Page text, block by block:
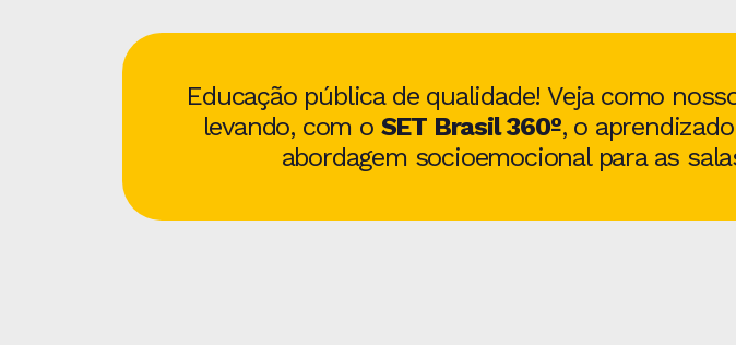
Educação pública de qualidade! Veja como
levando, com o SET Brasil 360º, o
abordagem socioemocional para as